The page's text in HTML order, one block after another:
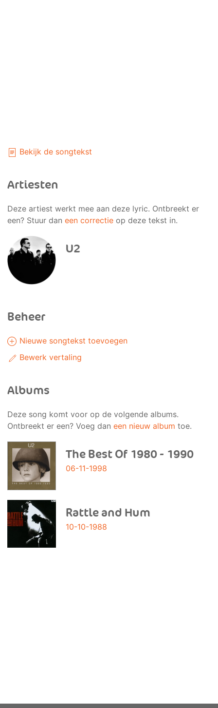
Bekijk de songtekst
Artiesten
Deze artiest werkt mee aan deze lyric. Ontbreekt er
een? Stuur dan een correctie op deze tekst in.
U2
Beheer
Nieuwe songtekst toevoegen
Bewerk vertaling
Albums
Deze song komt voor op de volgende albums.
Ontbreekt er een? Voeg dan een nieuw album toe.
The Best Of 1980 - 1990
06-11-1998
Rattle and Hum
10-10-1988